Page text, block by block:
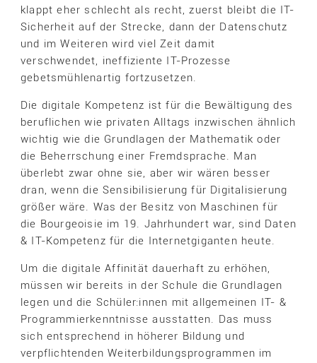
klappt eher schlecht als recht, zuerst bleibt die IT-
Sicherheit auf der Strecke, dann der Datenschutz
und im Weiteren wird viel Zeit damit
verschwendet, ineffiziente IT-Prozesse
gebetsmühlenartig fortzusetzen.
Die digitale Kompetenz ist für die Bewältigung des
beruflichen wie privaten Alltags inzwischen ähnlich
wichtig wie die Grundlagen der Mathematik oder
die Beherrschung einer Fremdsprache. Man
überlebt zwar ohne sie, aber wir wären besser
dran, wenn die Sensibilisierung für Digitalisierung
größer wäre. Was der Besitz von Maschinen für
die Bourgeoisie im 19. Jahrhundert war, sind Daten
& IT-Kompetenz für die Internetgiganten heute.
Um die digitale Affinität dauerhaft zu erhöhen,
müssen wir bereits in der Schule die Grundlagen
legen und die Schüler:innen mit allgemeinen IT- &
Programmierkenntnisse ausstatten. Das muss
sich entsprechend in höherer Bildung und
verpflichtenden Weiterbildungsprogrammen im